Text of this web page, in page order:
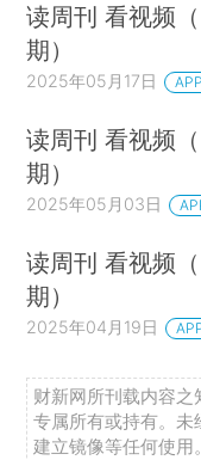
读周刊 看视频
期）
2025年05月17日
读周刊 看视频
期）
2025年05月03日
读周刊 看视频
期）
2025年04月19日
财新网所刊载内容
专属所有或持有。未
建立镜像等任何使用。